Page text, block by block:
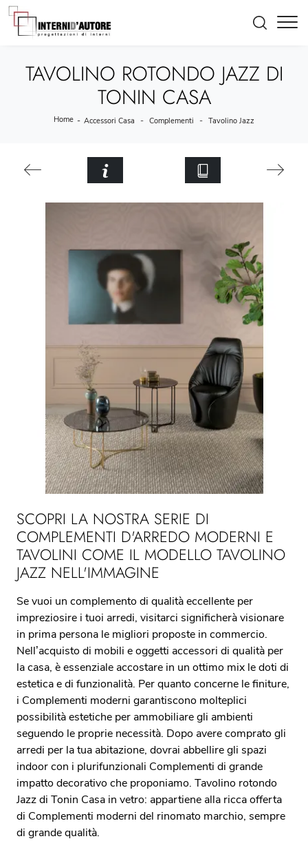
TAVOLINO ROTONDO JAZZ DI
TONIN CASA
Home - Accessori Casa - Complementi - Tavolino Jazz
SCOPRI LA NOSTRA SERIE DI
COMPLEMENTI D'ARREDO MODERNI E
TAVOLINI COME IL MODELLO TAVOLINO
JAZZ NELL'IMMAGINE
Se vuoi un complemento di qualità eccellente per
impreziosire i tuoi arredi, visitarci significherà visionare
in prima persona le migliori proposte in commercio.
Nell’acquisto di mobili e oggetti accessori di qualità per
la casa, è essenziale accostare in un ottimo mix le doti di
estetica e di funzionalità. Per quanto concerne le finiture,
i Complementi moderni garantiscono molteplici
possibilità estetiche per ammobiliare gli ambienti
seguendo le proprie necessità. Dopo avere comprato gli
arredi per la tua abitazione, dovrai abbellire gli spazi
indoor con i plurifunzionali Complementi di grande
impatto decorativo che proponiamo. Tavolino rotondo
Jazz di Tonin Casa in vetro: appartiene alla ricca offerta
di Complementi moderni del rinomato marchio, sempre
di grande qualità.